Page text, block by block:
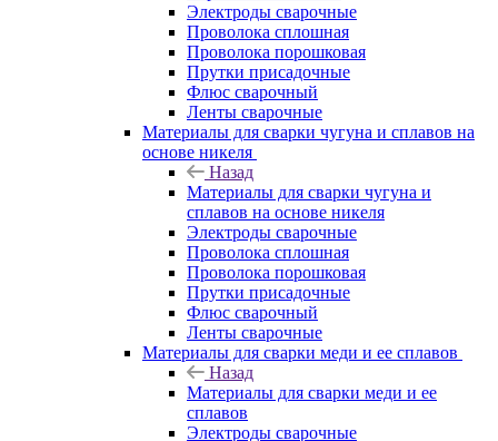
Электроды сварочные
Проволока сплошная
Проволока порошковая
Прутки присадочные
Флюс сварочный
Ленты сварочные
Материалы для сварки чугуна и сплавов на
основе никеля
Назад
Материалы для сварки чугуна и
сплавов на основе никеля
Электроды сварочные
Проволока сплошная
Проволока порошковая
Прутки присадочные
Флюс сварочный
Ленты сварочные
Материалы для сварки меди и ее сплавов
Назад
Материалы для сварки меди и ее
сплавов
Электроды сварочные